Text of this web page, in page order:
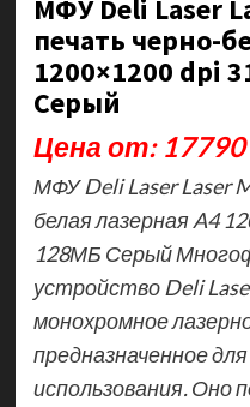
МФУ Deli Laser
печать черно-
1200×1200 dpi
Серый
Цена от: 17790
МФУ Deli Laser Laser
белая лазерная A4
128МБ Серый
устройство Deli
монохромное
предназначенное
использования. Оно